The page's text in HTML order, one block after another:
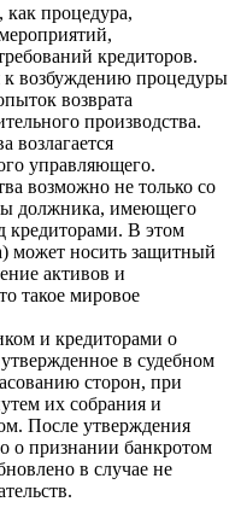
процедура,
кредиторов.
к возбуждению процедуры
возврата
производства.
возлагается
управляющего.
возможно не только со
должника, имеющего
кредиторами. В этом
может носить защитный
активов и
такое мировое
и кредиторами о
в судебном
сторон, при
их собрания и
После утверждения
о признании банкротом
в случае не